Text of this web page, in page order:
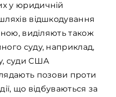
у юридичній
відшкодування
виділяють також
суду, наприклад,
суди США
позови проти
що відбуваються за